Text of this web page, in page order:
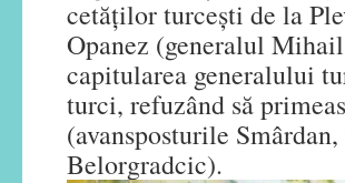
cetăților turcești de la
Opanez (generalul
capitularea generalului
turci, refuzând să
(avansposturile
Belorgradcic).